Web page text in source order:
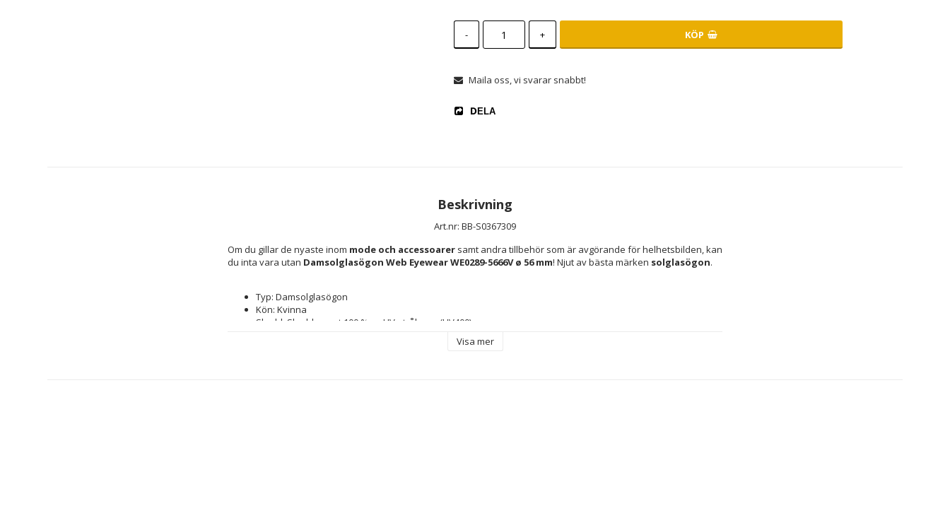
- + KÖP
Maila oss, vi svarar snabbt!
DELA
Beskrivning
Art.nr: BB-S0367309
Om du gillar de nyaste inom mode och accessoarer samt andra tillbehör som är avgörande för helhetsbilden, kan
du inta vara utan Damsolglasögon Web Eyewear WE0289-5666V ø 56 mm! Njut av bästa märken solglasögon.
Typ: Damsolglasögon
Kön: Kvinna
Skydd: Skyddar mot 100 % av UV-strålarna (UV400)
Visa mer